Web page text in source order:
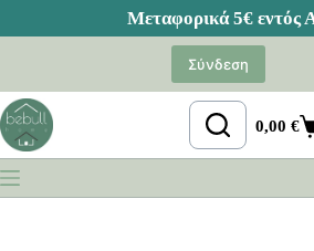
Σύνδεση
Καλάθι
Αγορών
0,00€